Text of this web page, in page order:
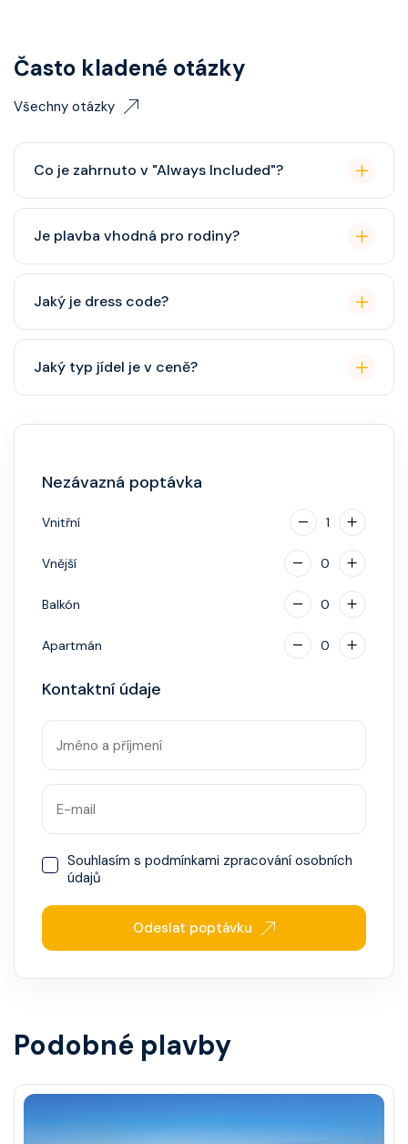
Často kladené otázky
Všechny otázky
Co je zahrnuto v "Always Included"?
balíček), základní Wi-Fi.
Je plavba vhodná pro rodiny?
cestovatele, ale děti jsou vítány. K dispozici je dětský
klub (od 3 let).
Jaký je dress code?
někdy "Evening Chic" – doporučeno, ale není nutný
smoking.
Jaký typ jídel je v ceně?
Nezávazná poptávka
Vnitřní 1
Vnější 0
Balkón 0
Apartmán 0
Kontaktní údaje
Souhlasím s podmínkami zpracování osobních
údajů
Odeslat poptávku
Podobné plavby